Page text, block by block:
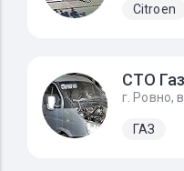
Citroen
СТО Газ
г. Ровно,
ГАЗ